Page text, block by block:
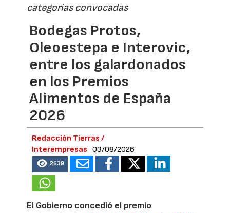
categorías convocadas
Bodegas Protos,
Oleoestepa e Interovic,
entre los galardonados
en los Premios
Alimentos de España
2026
Redacción Tierras /
Interempresas
03/08/2026
2639
El Gobierno concedió el premio